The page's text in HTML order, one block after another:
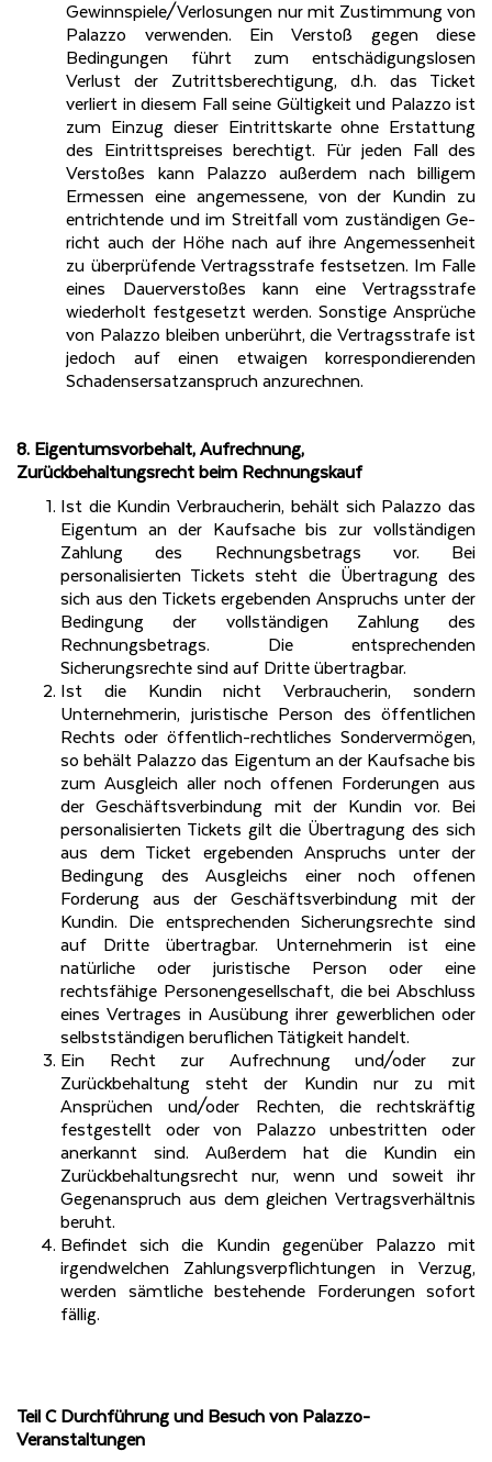
Gewinnspiele/Verlosungen nur mit Zustimmung von
Palazzo verwenden. Ein Verstoß gegen diese
Bedingungen führt zum entschädigungslosen
Verlust der Zutrittsberechtigung, d.h. das Ticket
verliert in diesem Fall seine Gültigkeit und Palazzo ist
zum Einzug dieser Eintrittskarte ohne Erstattung
des Eintrittspreises berechtigt. Für jeden Fall des
Verstoßes kann Palazzo außerdem nach billigem
Ermessen eine angemessene, von der Kundin zu
entrichtende und im Streitfall vom zuständigen Ge-
richt auch der Höhe nach auf ihre Angemessenheit
zu überprüfende Vertragsstrafe festsetzen. Im Falle
eines Dauerverstoßes kann eine Vertragsstrafe
wiederholt festgesetzt werden. Sonstige Ansprüche
von Palazzo bleiben unberührt, die Vertragsstrafe ist
jedoch auf einen etwaigen korrespondierenden
Schadensersatzanspruch anzurechnen.
8. Eigentumsvorbehalt, Aufrechnung,
Zurückbehaltungsrecht beim Rechnungskauf
Ist die Kundin Verbraucherin, behält sich Palazzo das
Eigentum an der Kaufsache bis zur vollständigen
Zahlung des Rechnungsbetrags vor. Bei
personalisierten Tickets steht die Übertragung des
sich aus den Tickets ergebenden Anspruchs unter der
Bedingung der vollständigen Zahlung des
Rechnungsbetrags. Die entsprechenden
Sicherungsrechte sind auf Dritte übertragbar.
Ist die Kundin nicht Verbraucherin, sondern
Unternehmerin, juristische Person des öffentlichen
Rechts oder öffentlich-rechtliches Sondervermögen,
so behält Palazzo das Eigentum an der Kaufsache bis
zum Ausgleich aller noch offenen Forderungen aus
der Geschäftsverbindung mit der Kundin vor. Bei
personalisierten Tickets gilt die Übertragung des sich
aus dem Ticket ergebenden Anspruchs unter der
Bedingung des Ausgleichs einer noch offenen
Forderung aus der Geschäftsverbindung mit der
Kundin. Die entsprechenden Sicherungsrechte sind
auf Dritte übertragbar. Unternehmerin ist eine
natürliche oder juristische Person oder eine
rechtsfähige Personengesellschaft, die bei Abschluss
eines Vertrages in Ausübung ihrer gewerblichen oder
selbstständigen beruflichen Tätigkeit handelt.
Ein Recht zur Aufrechnung und/oder zur
Zurückbehaltung steht der Kundin nur zu mit
Ansprüchen und/oder Rechten, die rechtskräftig
festgestellt oder von Palazzo unbestritten oder
anerkannt sind. Außerdem hat die Kundin ein
Zurückbehaltungsrecht nur, wenn und soweit ihr
Gegenanspruch aus dem gleichen Vertragsverhältnis
beruht.
Befindet sich die Kundin gegenüber Palazzo mit
irgendwelchen Zahlungsverpflichtungen in Verzug,
werden sämtliche bestehende Forderungen sofort
fällig.
Teil C Durchführung und Besuch von Palazzo-
Veranstaltungen